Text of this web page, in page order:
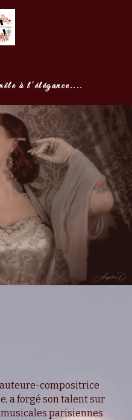
à l'élégance....
compositrice
a forgé son talent sur
parisiennes